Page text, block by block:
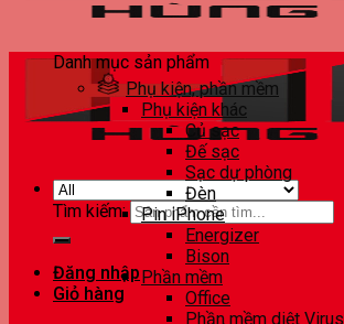
Tìm kiếm:
Đăng nhập
Giỏ hàng
Danh mục sản phẩm
Phụ kiện, phần mềm
Phụ kiện khác
Củ sạc
Đế sạc
Sạc dự phòng
Đèn
Pin iPhone
Energizer
Bison
Phần mềm
Office
Phần mềm diệt Virus